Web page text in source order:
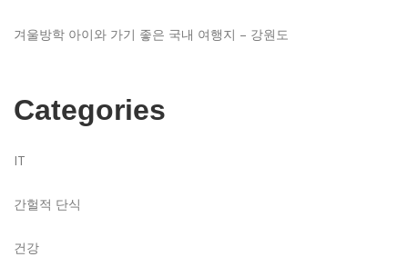
겨울방학 아이와 가기 좋은 국내 여행지 – 강원도
Categories
IT
간헐적 단식
건강